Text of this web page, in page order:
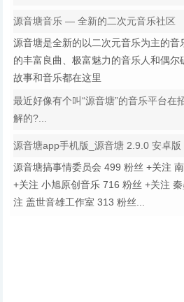
源音塘音乐 — 全新的二次元音乐社区
源音塘是全新的以二次元音乐为主的
的丰富良曲、极富魅力的音乐人和偶尔
故事和音乐都在这里
最近好像有个叫“源音塘”的音乐平台在
解的?...
源音塘app手机版_源音塘 2.9.0 安卓版
源音塘搞事情委员会 499 粉丝 +关注
+关注 小旭原创音乐 716 粉丝 +关注
注 盖世音雄工作室 313 粉丝...